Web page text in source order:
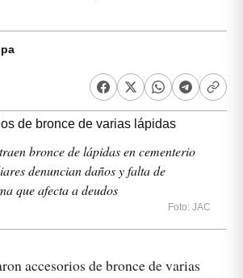
bronce de lápidas en cementerio
denuncian daños y falta de
que afecta a deudos
Foto: JAC
accesorios de bronce de varias